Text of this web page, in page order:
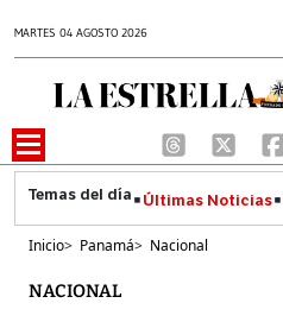
MARTES 04 AGOSTO 2026
Últimas Noticias
Inicio> Panamá> Nacional
NACIONAL